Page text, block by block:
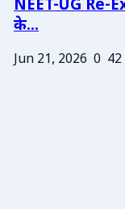
NEET-UG Re-
के...
Jun 21, 2026 0 42